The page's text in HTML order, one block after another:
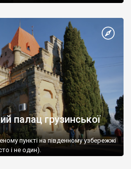
палац грузинської
пункті на південному узбережжі
і не один).